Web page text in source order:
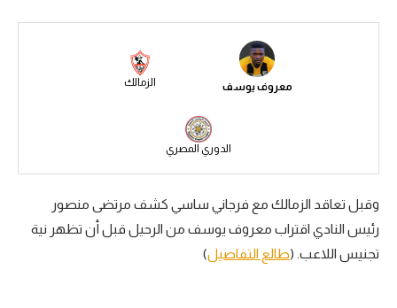
كرة سلة
كرة يد
معروف يوسف الزمالك
الدوري المصري
وقبل تعاقد الزمالك مع فرجاني ساسي كشف مرتضى منصور
رئيس النادي اقتراب معروف يوسف من الرحيل قبل أن تظهر نية
تجنيس اللاعب. (طالع التفاصيل)